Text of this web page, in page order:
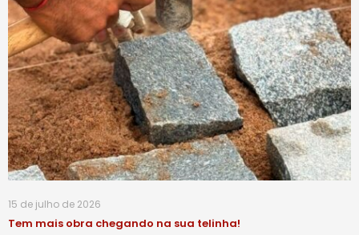
15 de julho de 2026
Tem mais obra chegando na sua telinha!